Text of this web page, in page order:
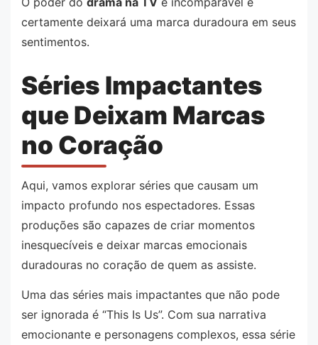
certamente deixará uma marca duradoura em seus
sentimentos.
Séries Impactantes
que Deixam Marcas
no Coração
Aqui, vamos explorar séries que causam um
impacto profundo nos espectadores. Essas
produções são capazes de criar momentos
inesquecíveis e deixar marcas emocionais
duradouras no coração de quem as assiste.
Uma das séries mais impactantes que não pode
ser ignorada é “This Is Us”. Com sua narrativa
emocionante e personagens complexos, essa série